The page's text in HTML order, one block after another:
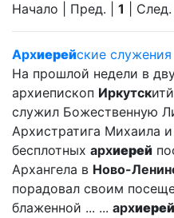
Начало | Пред. | 1 |
Архиерейские служения
На прошлой недели в
архиепископ Иркутск
служил Божественную
Архистратига Михаила
бесплотных архиерей
Архангела в Ново-
порадовал своим
блаженной ... ... архиерей